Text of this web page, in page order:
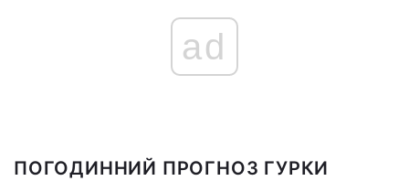
ad
ПОГОДИННИЙ ПРОГНОЗ ГУРКИ